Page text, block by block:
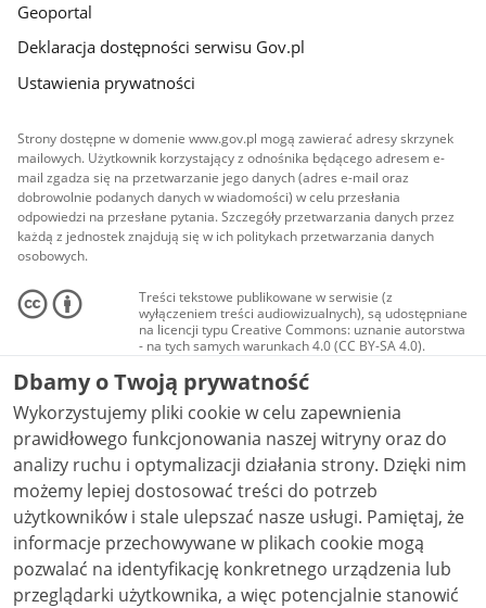
Geoportal
Deklaracja dostępności serwisu Gov.pl
Ustawienia prywatności
Strony dostępne w domenie www.gov.pl mogą zawierać adresy skrzynek
mailowych. Użytkownik korzystający z odnośnika będącego adresem e-
mail zgadza się na przetwarzanie jego danych (adres e-mail oraz
dobrowolnie podanych danych w wiadomości) w celu przesłania
odpowiedzi na przesłane pytania. Szczegóły przetwarzania danych przez
każdą z jednostek znajdują się w ich politykach przetwarzania danych
osobowych.
Treści tekstowe publikowane w serwisie (z
wyłączeniem treści audiowizualnych), są udostępniane
na licencji typu Creative Commons: uznanie autorstwa
- na tych samych warunkach 4.0 (CC BY-SA 4.0).
Materiały audiowizualne, w tym zdjęcia, materiały
audio i wideo, są udostępniane na licencji typu
Creative Commons: uznanie autorstwa użycie
niekomercyjne - bez utworów zależnych 4.0 (CC BY-
NC-ND 4.0), o ile nie jest to stwierdzone inaczej.
Dbamy o Twoją prywatność
Wykorzystujemy pliki cookie w celu zapewnienia
prawidłowego funkcjonowania naszej witryny oraz do
analizy ruchu i optymalizacji działania strony. Dzięki nim
możemy lepiej dostosować treści do potrzeb
użytkowników i stale ulepszać nasze usługi. Pamiętaj, że
informacje przechowywane w plikach cookie mogą
pozwalać na identyfikację konkretnego urządzenia lub
przeglądarki użytkownika, a więc potencjalnie stanowić